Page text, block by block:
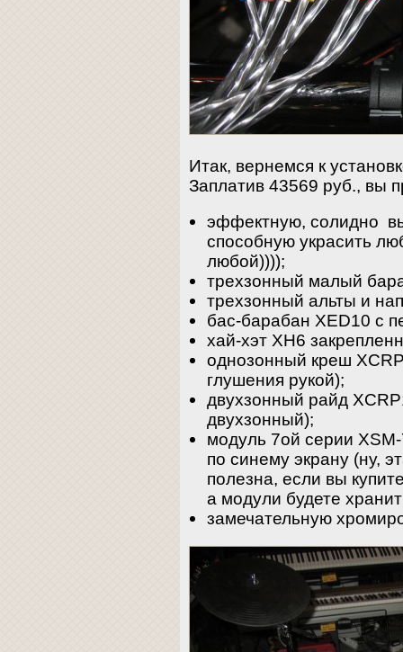
Итак, вернемся к
Заплатив 43569 руб., вы
эффектную, солидно
способную украсить
любой))));
трехзонный малый
трехзонный альты и
бас-барабан XED10 с
хай-хэт XH6
однозонный креш
глушения рукой);
двухзонный райд
двухзонный);
модуль 7ой серии
по синему экрану (ну,
полезна, если вы
а модули будете
замечательную